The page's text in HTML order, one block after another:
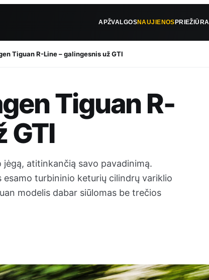
APŽVALGOSNAUJIENOSPRIEŽIŪRA
Tiguan R-Line – galingesnis už GTI
Tiguan R-
GTI
jėgą, atitinkančią savo pavadinimą.
turbininio keturių cilindrų variklio
modelis dabar siūlomas be trečios